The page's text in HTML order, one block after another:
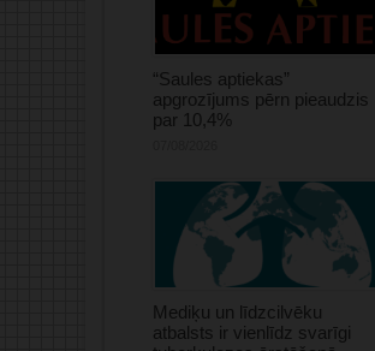
“Saules aptiekas”
apgrozījums pērn pieaudzis
par 10,4%
Mediķu un līdzcilvēku
atbalsts ir vienlīdz svarīgi